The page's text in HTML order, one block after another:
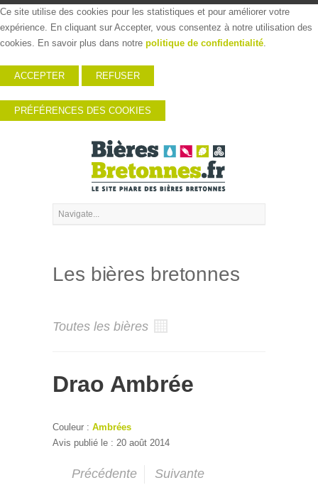
Ce site utilise des cookies pour les statistiques et pour améliorer votre
expérience. En cliquant sur Accepter, vous consentez à notre utilisation des
cookies. En savoir plus dans notre politique de confidentialité.
ACCEPTER REFUSER
PRÉFÉRENCES DES COOKIES
Les bières bretonnes
Toutes les bières
Drao Ambrée
Couleur : Ambrées
Avis publié le : 20 août 2014
Précédente Suivante